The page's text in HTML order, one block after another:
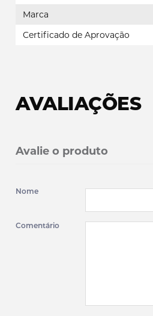
Marca
Certificado de Aprovação
AVALIAÇÕES
Avalie o produto
Nome
Comentário